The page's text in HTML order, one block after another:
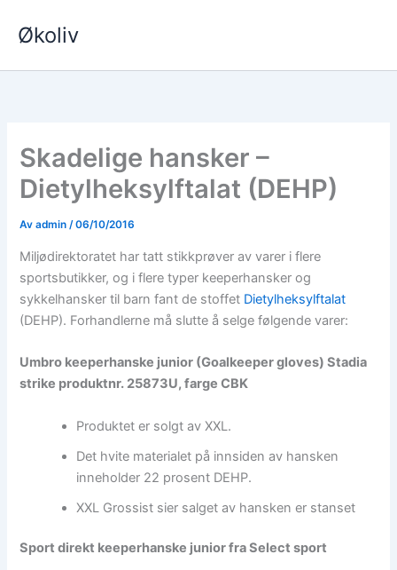
rett
innholdet
Økoliv
Skadelige hansker –
Dietylheksylftalat (DEHP)
Av admin/06/10/2016
Miljødirektoratet har tatt stikkprøver av varer i flere
sportsbutikker, og i flere typer keeperhansker og
sykkelhansker til barn fant de stoffet Dietylheksylftalat
(DEHP). Forhandlerne må slutte å selge følgende varer:
Umbro keeperhanske junior (Goalkeeper gloves) Stadia
strike produktnr. 25873U, farge CBK
Produktet er solgt av XXL.
Det hvite materialet på innsiden av hansken
inneholder 22 prosent DEHP.
XXL Grossist sier salget av hansken er stanset
Sport direkt keeperhanske junior fra Select sport